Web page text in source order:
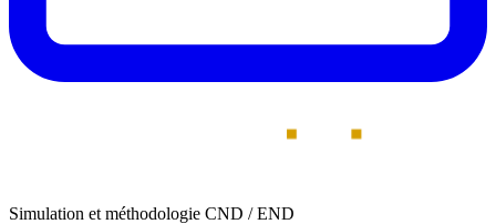
Simulation et méthodologie CND / END